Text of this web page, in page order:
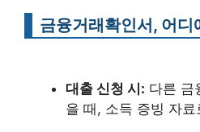
금융거래확인서, 어디
대출 신청 시: 다른 금
을 때, 소득 증빙 자